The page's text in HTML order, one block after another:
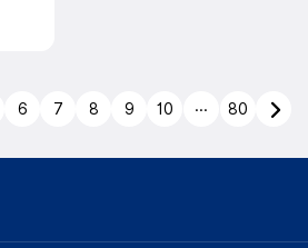
6 7 8 9 10 ... 80